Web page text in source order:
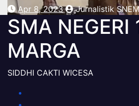
Apr 8, 2023 Jurnalistik
SMA NEGERI
MARGA
SIDDHI CAKTI WICESA